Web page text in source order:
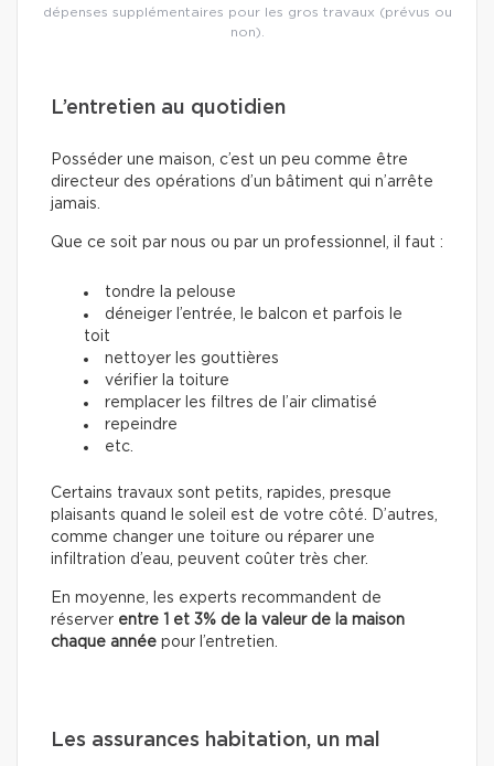
dépenses supplémentaires pour les gros travaux (prévus ou
non).
L’entretien au quotidien
Posséder une maison, c’est un peu comme être
directeur des opérations d’un bâtiment qui n’arrête
jamais.
Que ce soit par nous ou par un professionnel, il faut :
tondre la pelouse
déneiger l’entrée, le balcon et parfois le
toit
nettoyer les gouttières
vérifier la toiture
remplacer les filtres de l’air climatisé
repeindre
etc.
Certains travaux sont petits, rapides, presque
plaisants quand le soleil est de votre côté. D’autres,
comme changer une toiture ou réparer une
infiltration d’eau, peuvent coûter très cher.
En moyenne, les experts recommandent de
réserver entre 1 et 3% de la valeur de la maison
chaque année pour l’entretien.
Les assurances habitation, un mal